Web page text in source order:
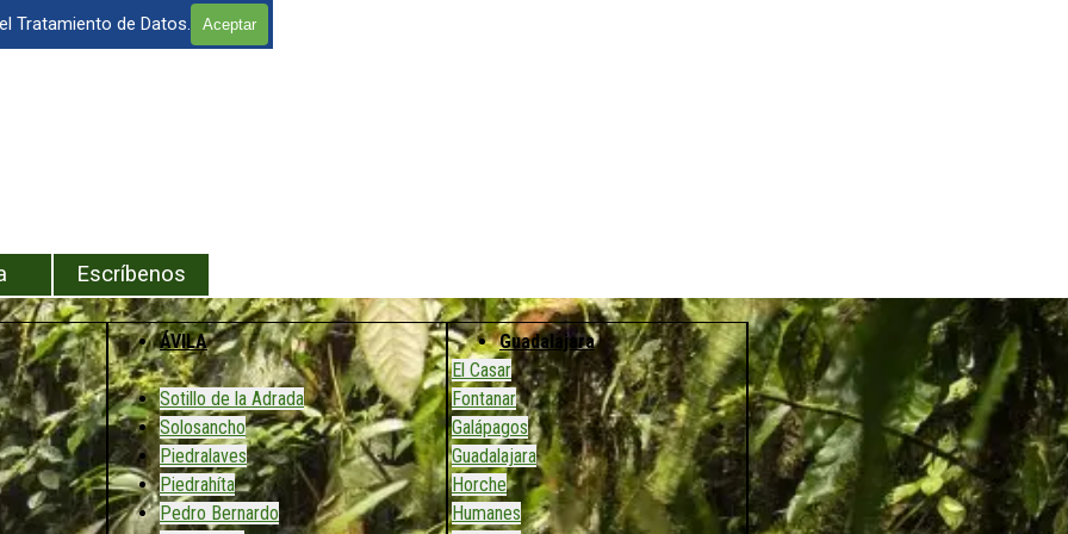
Tratamiento de Datos. Aceptar
Escríbenos
ÁVILA
Sotillo de la Adrada
Solosancho
Piedralaves
Piedrahíta
Pedro Bernardo
Guadalajara
El Casar
Fontanar
Galápagos
Guadalajara
Horche
Humanes